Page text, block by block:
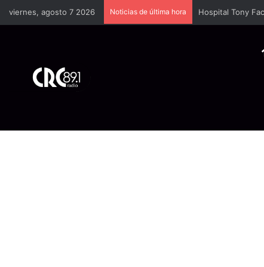
viernes, agosto 7 2026 Noticias de última hora